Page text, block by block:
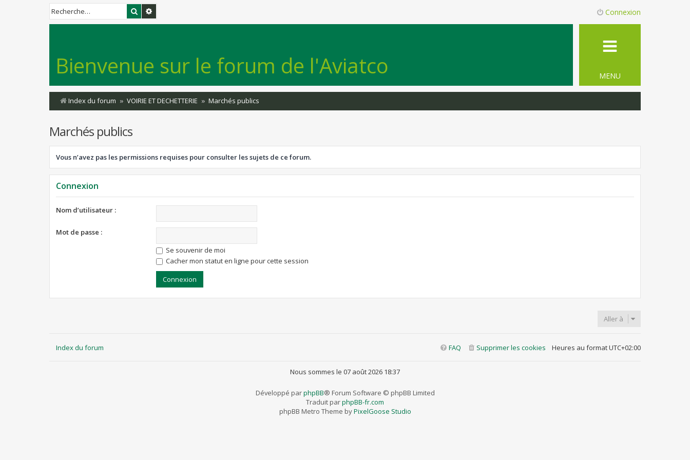
Rechercher Connexion
Bienvenue sur le forum de l'Aviatco MENU
Index du forum VOIRIE ET DECHETTERIE Marchés publics
Marchés publics
Vous n’avez pas les permissions requises pour consulter les sujets de ce forum.
Connexion
Nom d’utilisateur :
Mot de passe :
Se souvenir de moi
Cacher mon statut en ligne pour cette session
Aller à
Index du forum Heures au formatUTC+02:00
Supprimer les cookies
FAQ
Nous sommes le 07 août 2026 18:37
Développé parphpBB® Forum Software © phpBB Limited
Traduit parphpBB-fr.com
phpBB Metro Theme byPixelGoose Studio